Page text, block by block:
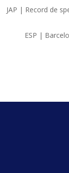
JAP | Record de
ESP |